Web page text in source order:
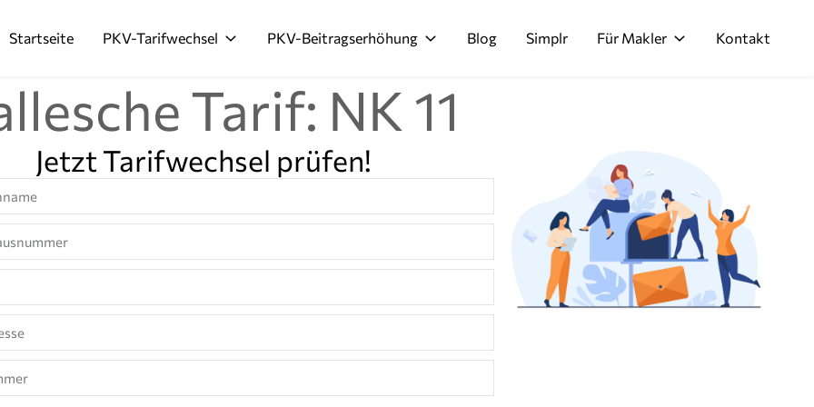
Startseite PKV-Tarifwechsel PKV-Beitragserhöhung Blog Simplr Für Makler Kontakt
Tarif: NK 11
Jetzt Tarifwechsel prüfen!